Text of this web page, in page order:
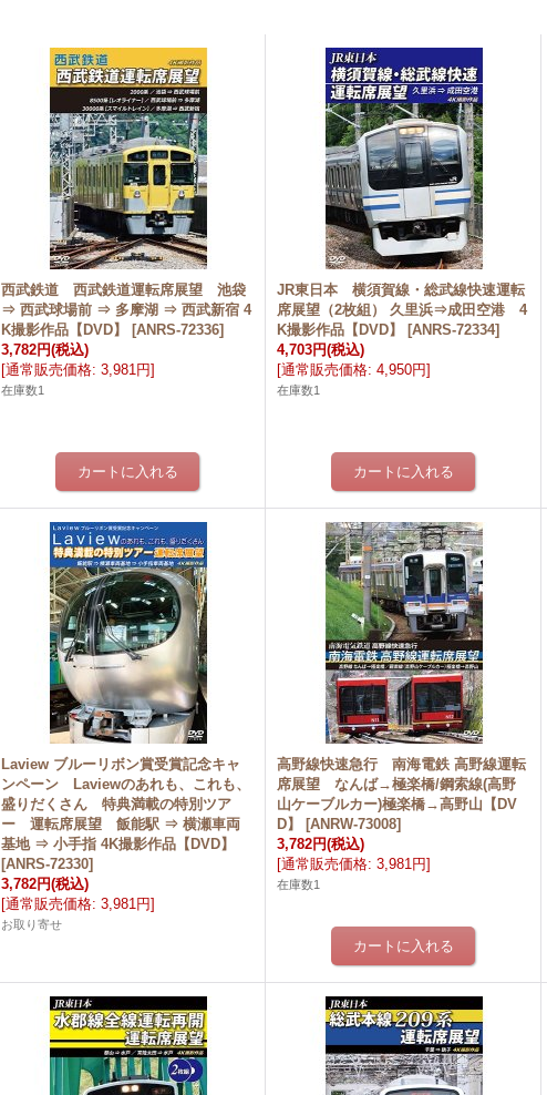
西武鉄道 西武鉄道運転席展望 池袋
⇒ 西武球場前 ⇒ 多摩湖 ⇒ 西武新宿 4
K撮影作品【DVD】
[ANRS-72336]
3,782円(税込)
[通常販売価格: 3,981円]
在庫数1
JR東日本 横須賀線・総武線快速運転
席展望（2枚組） 久里浜⇒成田空港 4
K撮影作品【DVD】
[ANRS-72334]
4,703円(税込)
[通常販売価格: 4,950円]
在庫数1
Laview ブルーリボン賞受賞記念キャ
ンペーン Laviewのあれも、これも、
盛りだくさん 特典満載の特別ツア
ー 運転席展望 飯能駅 ⇒ 横瀬車両
基地 ⇒ 小手指 4K撮影作品【DVD】
[ANRS-72330]
3,782円(税込)
[通常販売価格: 3,981円]
お取り寄せ
高野線快速急行 南海電鉄 高野線運転
席展望 なんば→極楽橋/鋼索線(高野
山ケーブルカー)極楽橋→高野山【DV
D】
[ANRW-73008]
3,782円(税込)
[通常販売価格: 3,981円]
在庫数1